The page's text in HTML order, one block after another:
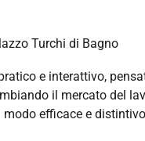
Turchi di Bagno
e interattivo,
il mercato del
efficace e